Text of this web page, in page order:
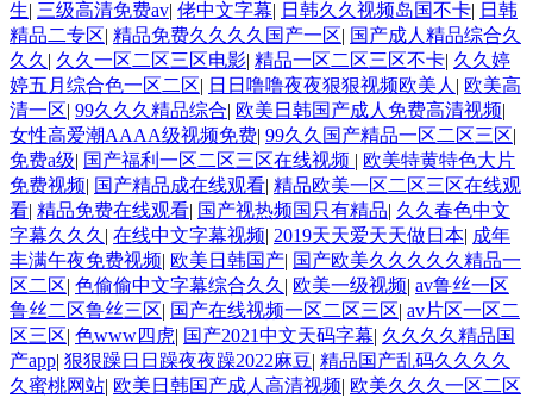
生| 三级高清免费av| 佬中文字幕| 日韩久久视频岛国不卡| 日韩
精品二专区| 精品免费久久久久国产一区| 国产成人精品综合久
久久 | 久久一区二区三区电影| 精品一区二区三区不卡| 久久婷
婷五月综合色一区二区| 日日噜噜夜夜狠狠视频欧美人 | 欧美高
清一区| 99久久久精品综合| 欧美日韩国产成人免费高清视频|
女性高爱潮AAAA级视频免费| 99久久国产精品一区二区三区|
免费a级| 国产福利一区二区三区在线视频 | 欧美特黄特色大片
免费视频| 国产精品成在线观看| 精品欧美一区二区三区在线观
看| 精品免费在线观看| 国产视热频国只有精品| 久久春色中文
字幕久久久 | 在线中文字幕视频| 2019天天爱天天做日本| 成年
丰满午夜免费视频| 欧美日韩国产| 国产欧美久久久久久精品一
区二区| 色偷偷中文字幕综合久久 | 欧美一级视频| av鲁丝一区
鲁丝二区鲁丝三区| 国产在线视频一区二区三区| av片区一区二
区三区| 色www四虎| 国产2021中文天码字幕| 久久久久精品国
产app| 狠狠躁日日躁夜夜躁2022麻豆| 精品国产乱码久久久久
久蜜桃网站| 欧美日韩国产成人高清视频| 欧美久久久一区二区